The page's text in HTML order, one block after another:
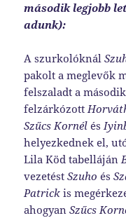
második legjobb
adunk):
A szurkolóknál
pakolt a meglevők
felszaladt a
felzárkózott
Szűcs Kornélés
helyezkednek el,
Lila Köd tabelláján
vezetéstSzuhoés
Patrickis
ahogyanSzűcs